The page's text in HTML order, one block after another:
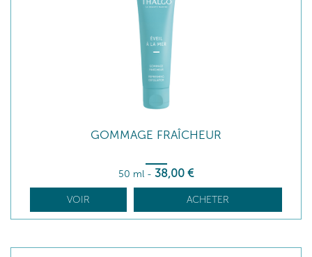
GOMMAGE FRAÎCHEUR
50 ml - 38,00 €
VOIR ACHETER